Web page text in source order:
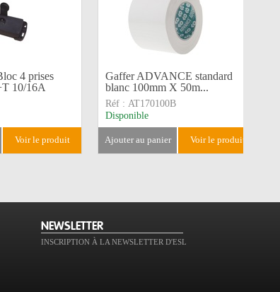
4 prises
10/16A
voir le produit
Gaffer ADVANCE standard
blanc 100mm X 50m...
Réf : AT170100B
Disponible
ajouter au panier voir le produit
NEWSLETTER
INSCRIPTION À LA NEWSLETTER D'ESL